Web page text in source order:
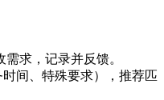
求，记录并反馈。
间、特殊要求），推荐匹